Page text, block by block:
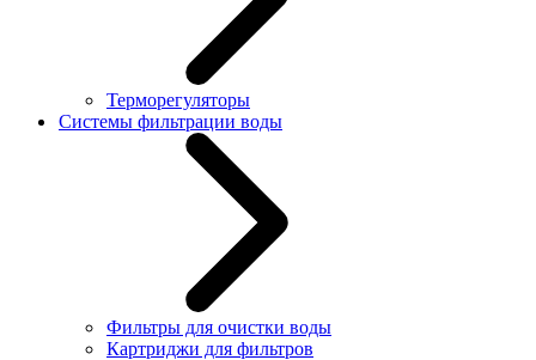
Терморегуляторы
Системы фильтрации воды
Фильтры для очистки воды
Картриджи для фильтров